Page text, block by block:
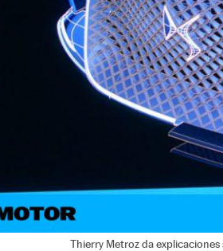
Thierry Metroz da